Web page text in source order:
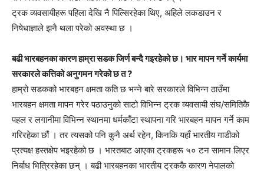
ट्रक व्यवसायीहरू पहिला देखि नै पिल्सिरहेका थिए, अहिले लकडाउन र
निषेधाज्ञाले झनै थला परेको अवस्था छ ।
बढी भारबहनका कारण हाम्रा सडक जिर्ण बन्दै गइरहेको छ। भार मापन गर्ने कार्यमा
सरकारले कत्तिको अनुगमन गरेको छ त ?
हाम्रो सडकको भारबहन क्षमता कति छ भन्ने बारे सरकारले विभिन्न ठाउँमा
भारबहन क्षमता मापन गरेर पठाउनुको साटो विभिन्न ट्रक व्यवसायी संघ/समितिकै
पहल र लगानीमा विभिन्न स्थानमा धर्मकाँटा स्थापना गरि भारबहन मापन गर्ने काम
गरिरहेका छौं । तर त्यसको पनि कुनै अर्थ रहेन, किनकि यहाँ भारतीय गाडीको
प्रत्यक्ष हस्तक्षेप भइरहेको छ । भारतबाट आएका ट्रकहरू ५० टन सामान लिएर
निर्बाध भित्रिरहेका छन् । बढी भारबहनका भारतीय ट्रककै कारण नेपालको